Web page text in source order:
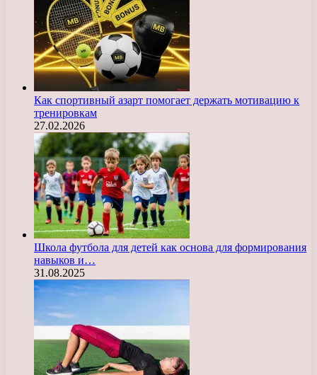
Как спортивный азарт помогает держать мотивацию к
тренировкам
27.02.2026
Школа футбола для детей как основа для формирования
навыков и…
31.08.2025